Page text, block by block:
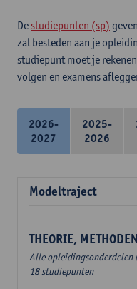
De studiepunten (sp)
zal besteden aan je
studiepunt moet je
volgen en examens
2026-
2027
2025-
2026
Modeltraject
THEORIE,
Alle
18 studiepunten